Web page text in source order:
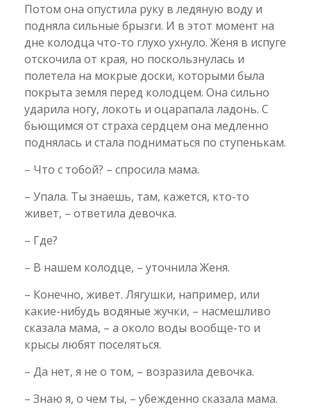
Потом она опустила руку в ледяную воду и
подняла сильные брызги. И в этот момент на
дне колодца что-то глухо ухнуло. Женя в испуге
отскочила от края, но поскользнулась и
полетела на мокрые доски, которыми была
покрыта земля перед колодцем. Она сильно
ударила ногу, локоть и оцарапала ладонь. С
бьющимся от страха сердцем она медленно
поднялась и стала подниматься по ступенькам.
– Что с тобой? – спросила мама.
– Упала. Ты знаешь, там, кажется, кто-то
живет, – ответила девочка.
– Где?
– В нашем колодце, – уточнила Женя.
– Конечно, живет. Лягушки, например, или
какие-нибудь водяные жучки, – насмешливо
сказала мама, – а около воды вообще-то и
крысы любят поселяться.
– Да нет, я не о том, – возразила девочка.
– Знаю я, о чем ты, – убежденно сказала мама.